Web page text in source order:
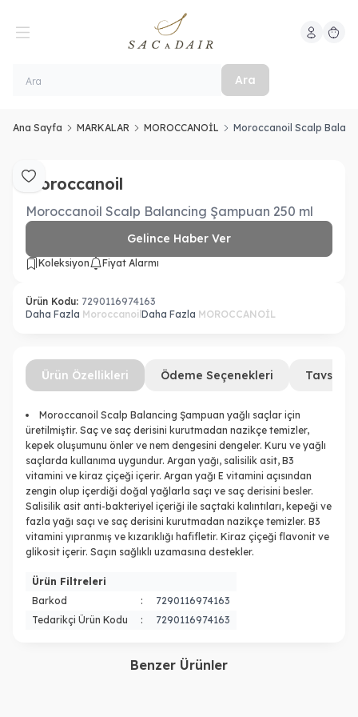
Ara
Hesabım
Ana Sayfa MARKALAR MOROCCANOİL Moroccanoil Scalp
Favoriye Ekle
Moroccanoil
Moroccanoil Scalp Balancing Şampuan 250 ml
Gelince Haber Ver
Koleksiyon Fiyat Alarmı
Ürün Kodu: 7290116974163
Daha Fazla Moroccanoil Daha Fazla MOROCCANOİL
Ürün Özellikleri Ödeme Seçenekleri Tavsiye
Moroccanoil Scalp Balancing Şampuan yağlı saçlar için
üretilmiştir. Saç ve saç derisini kurutmadan nazikçe temizler,
kepek oluşumunu önler ve nem dengesini dengeler. Kuru ve yağlı
saçlarda kullanıma uygundur. Argan yağı, salisilik asit, B3
vitamini ve kiraz çiçeği içerir. Argan yağı E vitamini açısından
zengin olup içerdiği doğal yağlarla saçı ve saç derisini besler.
Salisilik asit anti-bakteriyel içeriği ile saçtaki kalıntıları, kepeği ve
fazla yağı saçı ve saç derisini kurutmadan nazikçe temizler. B3
vitamini yıpranmış ve kızarıklığı hafifletir. Kiraz çiçeği flavonit ve
glikosit içerir. Saçın sağlıklı uzamasına destekler.
Ürün Filtreleri
Barkod
:
7290116974163
Tedarikçi Ürün Kodu
: 7290116974163
Benzer Ürünler